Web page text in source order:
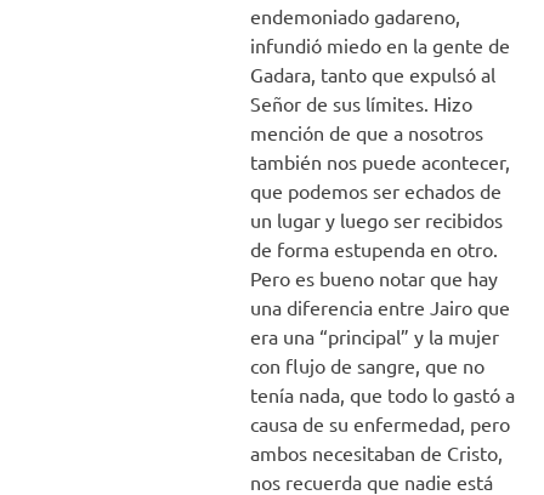
endemoniado gadareno,
infundió miedo en la gente de
Gadara, tanto que expulsó al
Señor de sus límites. Hizo
mención de que a nosotros
también nos puede acontecer,
que podemos ser echados de
un lugar y luego ser recibidos
de forma estupenda en otro.
Pero es bueno notar que hay
una diferencia entre Jairo que
era una “principal” y la mujer
con flujo de sangre, que no
tenía nada, que todo lo gastó a
causa de su enfermedad, pero
ambos necesitaban de Cristo,
nos recuerda que nadie está